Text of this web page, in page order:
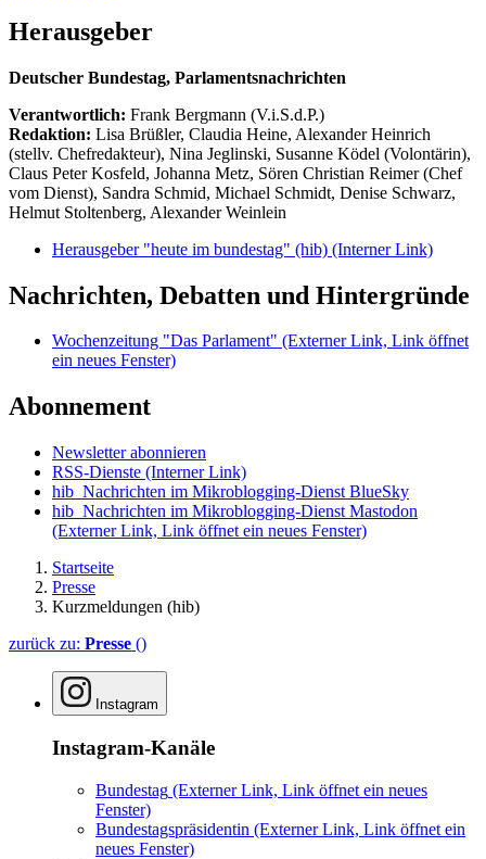
Herausgeber
Deutscher Bundestag, Parlamentsnachrichten
Verantwortlich: Frank Bergmann (V.i.S.d.P.)
Redaktion: Lisa Brüßler, Claudia Heine, Alexander Heinrich
(stellv. Chefredakteur), Nina Jeglinski, Susanne Ködel (Volontärin),
Claus Peter Kosfeld, Johanna Metz, Sören Christian Reimer (Chef
vom Dienst), Sandra Schmid, Michael Schmidt, Denise Schwarz,
Helmut Stoltenberg, Alexander Weinlein
Herausgeber "heute im bundestag" (hib) (Interner Link)
Nachrichten, Debatten und Hintergründe
Wochenzeitung "Das Parlament" (Externer Link, Link öffnet
ein neues Fenster)
Abonnement
Newsletter abonnieren
RSS-Dienste (Interner Link)
hib_Nachrichten im Mikroblogging-Dienst BlueSky
hib_Nachrichten im Mikroblogging-Dienst Mastodon
(Externer Link, Link öffnet ein neues Fenster)
Startseite
Presse
Kurzmeldungen (hib)
zurück zu: Presse ()
Instagram
Instagram-Kanäle
Bundestag (Externer Link, Link öffnet ein neues
Fenster)
Bundestagspräsidentin (Externer Link, Link öffnet ein
neues Fenster)